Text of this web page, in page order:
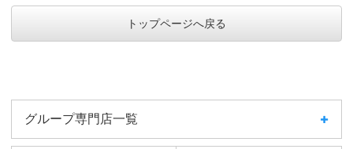
トップページへ戻る
グループ専門店一覧